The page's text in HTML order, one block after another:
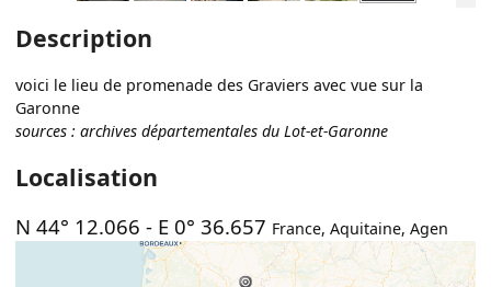
Description
voici le lieu de promenade des Graviers avec vue sur la
Garonne
sources : archives départementales du Lot-et-Garonne
Localisation
N 44° 12.066 - E 0° 36.657 France,Aquitaine,Agen